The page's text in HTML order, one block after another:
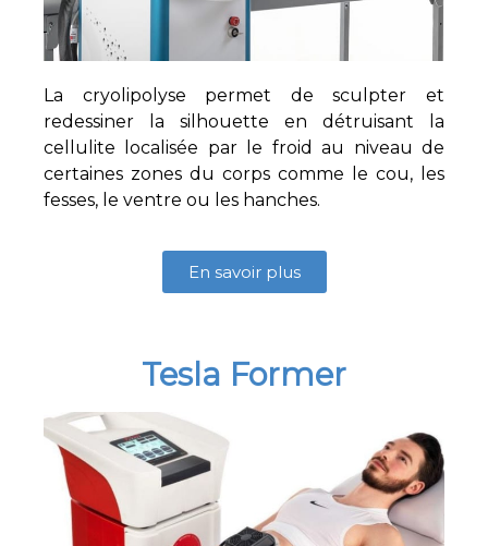
La cryolipolyse permet de sculpter et
redessiner la silhouette en détruisant la
cellulite localisée par le froid au niveau de
certaines zones du corps comme le cou, les
fesses, le ventre ou les hanches.
En savoir plus
Tesla Former